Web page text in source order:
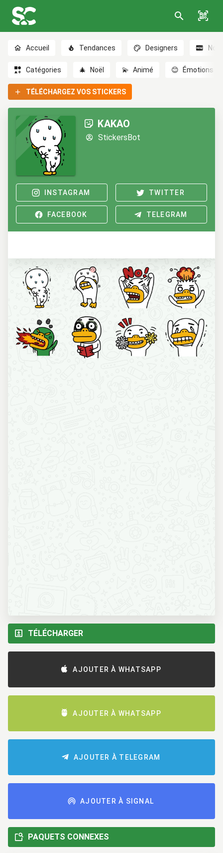
Accueil Tendances Designers
Catégories 🎄 Noël 💫 Animé 😊 Émotions
TÉLÉCHARGEZ VOS STICKERS
KAKAO
StickersBot
INSTAGRAM TWITTER
FACEBOOK TELEGRAM
TÉLÉCHARGER
AJOUTER À WHATSAPP
AJOUTER À WHATSAPP
AJOUTER À TELEGRAM
AJOUTER À SIGNAL
PAQUETS CONNEXES